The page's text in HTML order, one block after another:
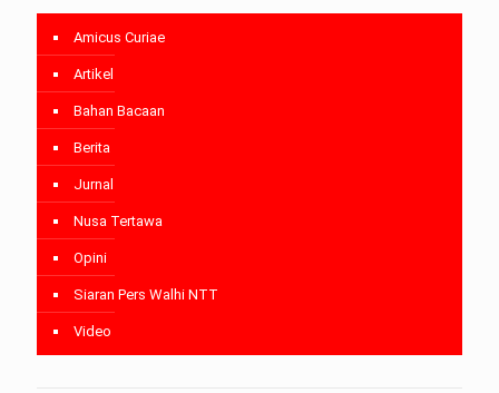
Amicus Curiae
Artikel
Bahan Bacaan
Berita
Jurnal
Nusa Tertawa
Opini
Siaran Pers Walhi NTT
Video